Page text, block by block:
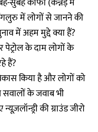
में लोगों से जानने की
में अहम मुद्दे क्या हैं?
के दाम लोगों के
हैं?
किया है और लोगों को
के जवाब भी
की ग्राउंड जीरो